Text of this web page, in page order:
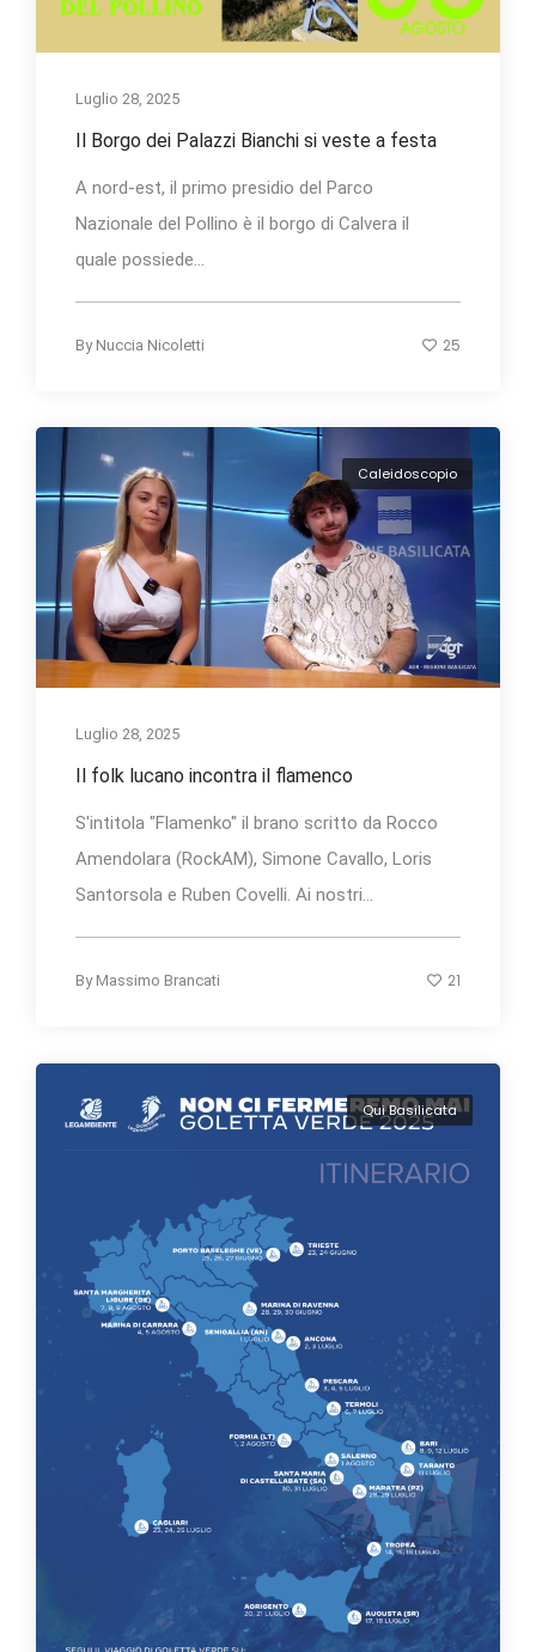
Luglio 28, 2025
Il Borgo dei Palazzi Bianchi si veste a festa
A nord-est, il primo presidio del Parco
Nazionale del Pollino è il borgo di Calvera il
quale possiede...
By Nuccia Nicoletti 25
Caleidoscopio
Luglio 28, 2025
Il folk lucano incontra il flamenco
S'intitola "Flamenko" il brano scritto da Rocco
Amendolara (RockAM), Simone Cavallo, Loris
Santorsola e Ruben Covelli. Ai nostri...
By Massimo Brancati 21
Qui Basilicata